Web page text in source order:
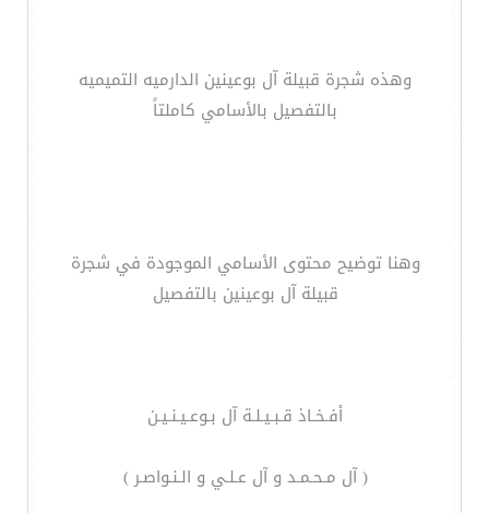
وهذه شجرة قبيلة آل بوعينين الدارميه التميميه
بالتفصيل بالأسامي كاملتاً
وهنا توضيح محتوى الأسامي الموجودة في شجرة
قبيلة آل بوعينين بالتفصيل
أفـخـاذ قـبـيـلـة آل بـوعـيـنـيـن
( آل مـحـمـد و آل عـلـي و الـنـواصـر )